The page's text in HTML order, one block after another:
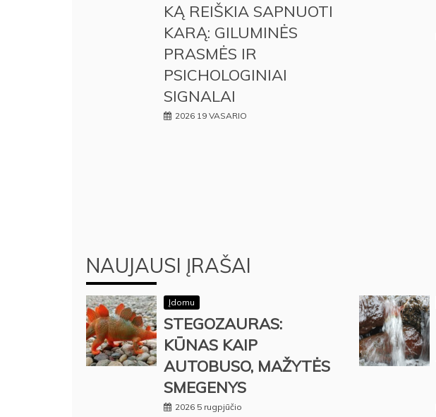
KĄ REIŠKIA SAPNUOTI
KARĄ: GILUMINĖS
PRASMĖS IR
PSICHOLOGINIAI
SIGNALAI
2026 19 VASARIO
NAUJAUSI ĮRAŠAI
Įdomu
STEGOZAURAS:
KŪNAS KAIP
AUTOBUSO, MAŽYTĖS
SMEGENYS
2026 5 rugpjūčio